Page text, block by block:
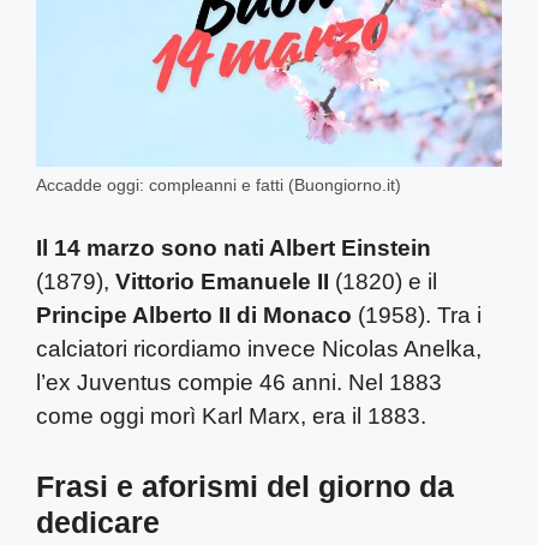
Accadde oggi: compleanni e fatti (Buongiorno.it)
Il 14 marzo sono nati Albert Einstein
(1879), Vittorio Emanuele II (1820) e il
Principe Alberto II di Monaco (1958). Tra i
calciatori ricordiamo invece Nicolas Anelka,
l’ex Juventus compie 46 anni. Nel 1883
come oggi morì Karl Marx, era il 1883.
Frasi e aforismi del giorno da
dedicare